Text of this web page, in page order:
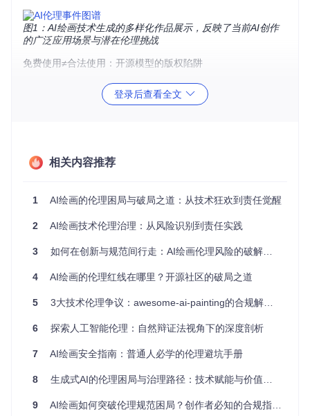
图1：AI绘画技术生成的多样化作品展示，反映了当前AI创作
的广泛应用场景与潜在伦理挑战
免费使用≠合法使用：开源模型的版权陷阱
某高校学生在商业比赛中使用开源模型生成的插画获奖，却因
训练数据包含未授权素材被原作者起诉，最终判决赔偿28万
技术中立≠责任豁免：工具开发者的伦理盲区
于生成名人虚假代言图片，引发品牌方集体抗议。工具开发商
的做法，暴露出行业对技术治理（指通过规则、标准和技术手
问题诊断：技术发展时间轴上的伦理困境
2022-2024年AI绘画伦理关键事件时间轴
2022.08 ：Stable Diffusion发布引发首次版权诉讼潮，500
+艺术家联名指控训练数据侵权
2023.11：某平台AI绘画大赛因作品相似度争议取消全部奖
2024.02：美国版权局裁定纯AI生成图像不具著作权
实施
登录后查看全文
相关内容推荐
1 AI绘画的伦理困局与破局之道：从技术狂欢到责任觉醒
2 AI绘画技术伦理治理：从风险识别到责任实践
3 如何在创新与规范间行走：AI绘画伦理风险的破解之道
4 AI绘画的伦理红线在哪里？开源社区的破局之道
5 3大技术伦理争议：awesome-ai-painting的合规解决方案
6 探索人工智能伦理：自然辩证法视角下的深度剖析
7 AI绘画安全指南：普通人必学的伦理避坑手册
8 生成式AI的伦理困局与治理路径：技术赋能与价值约束的平衡之道
9 AI绘画如何突破伦理规范困局？创作者必知的合规指南与未来趋势